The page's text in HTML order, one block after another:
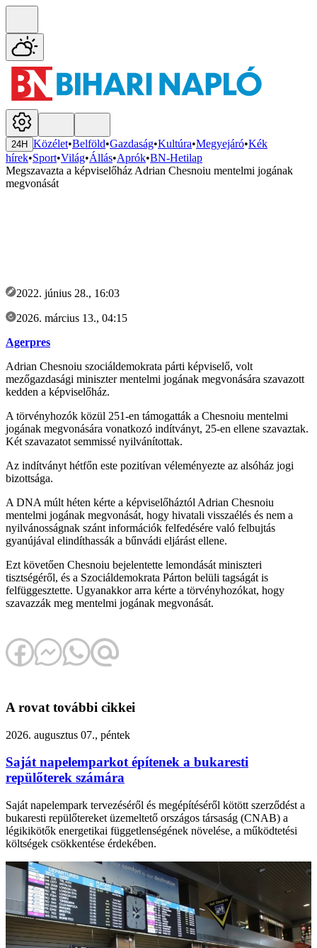
24H Közélet•Belföld•Gazdaság•Kultúra•Megyejáró•Kék
hírek•Sport•Világ•Állás•Aprók•BN-Hetilap
Megszavazta a képviselőház Adrian Chesnoiu mentelmi jogának
megvonását
2022. június 28., 16:03
2026. március 13., 04:15
Agerpres
Adrian Chesnoiu szociáldemokrata párti képviselő, volt
mezőgazdasági miniszter mentelmi jogának megvonására szavazott
kedden a képviselőház.
A törvényhozók közül 251-en támogatták a Chesnoiu mentelmi
jogának megvonására vonatkozó indítványt, 25-en ellene szavaztak.
Két szavazatot semmissé nyilvánítottak.
Az indítványt hétfőn este pozitívan véleményezte az alsóház jogi
bizottsága.
A DNA múlt héten kérte a képviselőháztól Adrian Chesnoiu
mentelmi jogának megvonását, hogy hivatali visszaélés és nem a
nyilvánosságnak szánt információk felfedésére való felbujtás
gyanújával elindíthassák a bűnvádi eljárást ellene.
Ezt követően Chesnoiu bejelentette lemondását miniszteri
tisztségéről, és a Szociáldemokrata Párton belüli tagságát is
felfüggesztette. Ugyanakkor arra kérte a törvényhozókat, hogy
szavazzák meg mentelmi jogának megvonását.
A rovat további cikkei
2026. augusztus 07., péntek
Saját napelemparkot építenek a bukaresti
repülőterek számára
Saját napelempark tervezéséről és megépítéséről kötött szerződést a
bukaresti repülőtereket üzemeltető országos társaság (CNAB) a
légikikötők energetikai függetlenségének növelése, a működtetési
költségek csökkentése érdekében.